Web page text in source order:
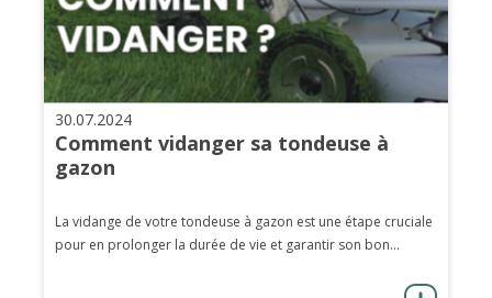
30.07.2024
Comment vidanger sa tondeuse à
gazon
La vidange de votre tondeuse à gazon est une étape cruciale
pour en prolonger la durée de vie et garantir son bon...